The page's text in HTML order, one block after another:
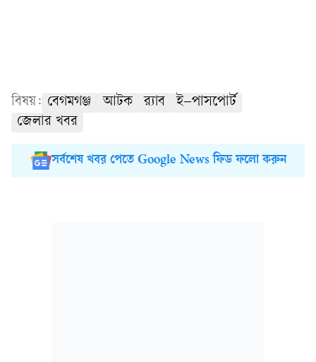
বিষয়: বেগমগঞ্জ আটক র‍্যাব
ই–পাসপোর্ট
জেলার খবর
সর্বশেষ খবর পেতে Google News ফিড ফলো করুন